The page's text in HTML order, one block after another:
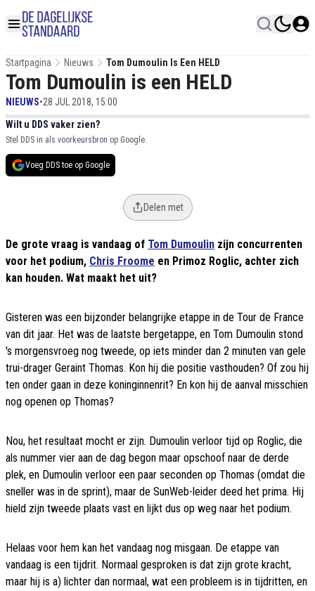
Startpagina Nieuws Tom Dumoulin Is Een HELD
Tom Dumoulin is een HELD
NIEUWS•28 JUL 2018, 15:00
Wilt u DDS vaker zien?
Stel DDS in als voorkeursbron op Google.
Voeg DDS toe op Google
Delen met
De grote vraag is vandaag of Tom Dumoulin zijn concurrenten
voor het podium, Chris Froome en Primoz Roglic, achter zich
kan houden. Wat maakt het uit?
Gisteren was een bijzonder belangrijke etappe in de Tour de France
van dit jaar. Het was de laatste bergetappe, en Tom Dumoulin stond
's morgensvroeg nog tweede, op iets minder dan 2 minuten van gele
trui-drager Geraint Thomas. Kon hij die positie vasthouden? Of zou hij
ten onder gaan in deze koninginnenrit? En kon hij de aanval misschien
nog openen op Thomas?
Nou, het resultaat mocht er zijn. Dumoulin verloor tijd op Roglic, die
als nummer vier aan de dag begon maar opschoof naar de derde
plek, en Dumoulin verloor een paar seconden op Thomas (omdat die
sneller was in de sprint), maar de SunWeb-leider deed het prima. Hij
hield zijn tweede plaats vast en lijkt dus op weg naar het podium.
Helaas voor hem kan het vandaag nog misgaan. De etappe van
vandaag is een tijdrit. Normaal gesproken is dat zijn grote kracht,
maar hij is a) lichter dan normaal, wat een probleem is in tijdritten, en